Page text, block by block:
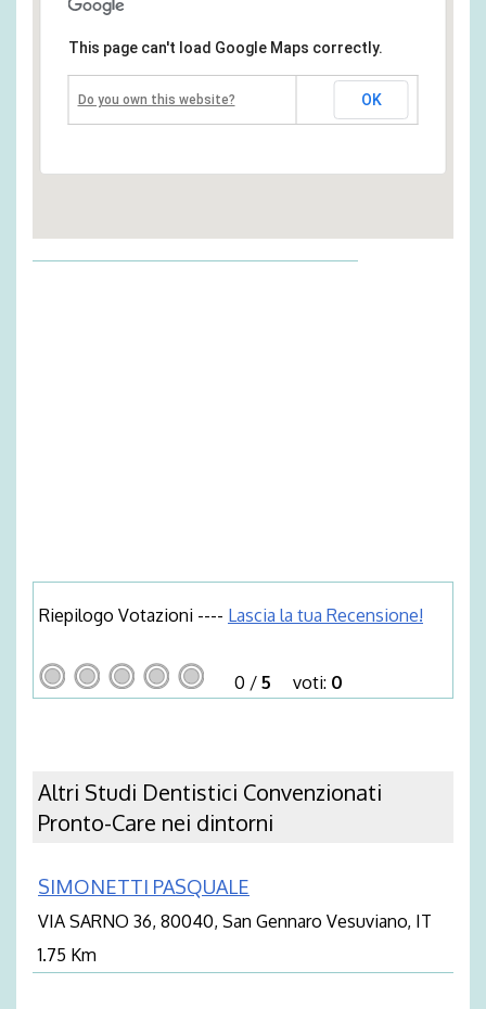
This page can't load Google Maps correctly.
Do you own this website? OK
Riepilogo Votazioni ---- Lascia la tua Recensione!
0 / 5 voti: 0
Altri Studi Dentistici Convenzionati
Pronto-Care nei dintorni
SIMONETTI PASQUALE
VIA SARNO 36, 80040, San Gennaro Vesuviano, IT
1.75 Km